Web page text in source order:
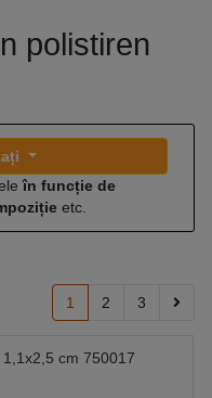
polistiren
în funcție de
etc.
1 2 3
cm 750017